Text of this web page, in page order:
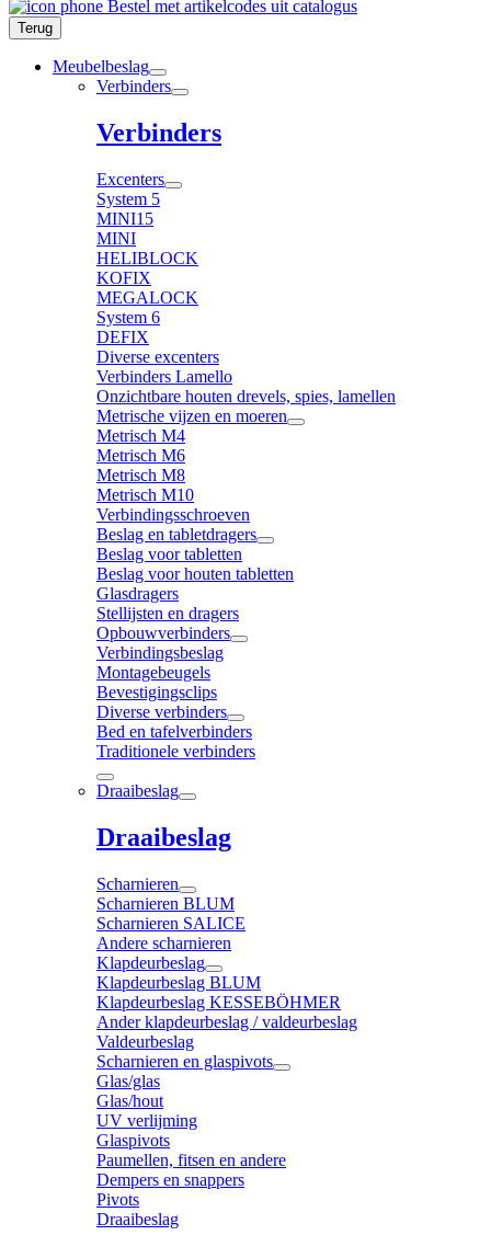
Bestel met artikelcodes uit catalogus
Terug
Meubelbeslag
Verbinders
Verbinders
Excenters
System 5
MINI15
MINI
HELIBLOCK
KOFIX
MEGALOCK
System 6
DEFIX
Diverse excenters
Verbinders Lamello
Onzichtbare houten drevels, spies, lamellen
Metrische vijzen en moeren
Metrisch M4
Metrisch M6
Metrisch M8
Metrisch M10
Verbindingsschroeven
Beslag en tabletdragers
Beslag voor tabletten
Beslag voor houten tabletten
Glasdragers
Stellijsten en dragers
Opbouwverbinders
Verbindingsbeslag
Montagebeugels
Bevestigingsclips
Diverse verbinders
Bed en tafelverbinders
Traditionele verbinders
Draaibeslag
Draaibeslag
Scharnieren
Scharnieren BLUM
Scharnieren SALICE
Andere scharnieren
Klapdeurbeslag
Klapdeurbeslag BLUM
Klapdeurbeslag KESSEBÖHMER
Ander klapdeurbeslag / valdeurbeslag
Valdeurbeslag
Scharnieren en glaspivots
Glas/glas
Glas/hout
UV verlijming
Glaspivots
Paumellen, fitsen en andere
Dempers en snappers
Pivots
Draaibeslag